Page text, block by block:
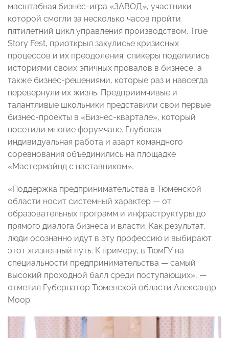
масштабная бизнес-игра «ЗАВОД», участники
которой смогли за несколько часов пройти
пятилетний цикл управления производством. True
Story Fest, приоткрыл закулисье кризисных
процессов и их преодоления: спикеры поделились
историями своих эпичных провалов в бизнесе, а
также бизнес-решениями, которые раз и навсегда
перевернули их жизнь. Предприимчивые и
талантливые школьники представили свои первые
бизнес-проекты в «Бизнес-квартале», который
посетили многие форумчане. Глубокая
индивидуальная работа и азарт командного
соревнования объединились на площадке
«Мастермайнд с наставником».
«Поддержка предпринимательства в Тюменской
области носит системный характер — от
образовательных программ и инфраструктуры до
прямого диалога бизнеса и власти. Как результат,
люди осознанно идут в эту профессию и выбирают
этот жизненный путь. К примеру, в ТюмГУ на
специальности предпринимательства — самый
высокий проходной балл среди поступающих», —
отметил Губернатор Тюменской области Александр
Моор.